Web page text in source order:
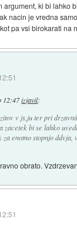
argument, ki bi lahko
nacin je vredna
pa vsi birokarati na
12:47izjavil:
v js,ju ter pri
zacetek bi se lahko
za enotno stopnjo
obrato.